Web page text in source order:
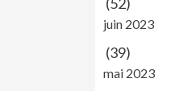
juin 2023
(39)
mai 2023